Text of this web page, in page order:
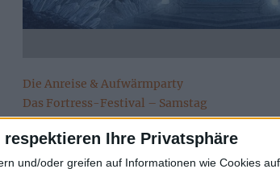
respektieren Ihre Privatsphäre
und/oder greifen auf Informationen wie Cookies
Die Anreise & Aufwärmparty
Das Fortress-Festival – Samstag
Das Fortress-Festival – Sonntag
Dungeon Synth und Gesprächspanels im